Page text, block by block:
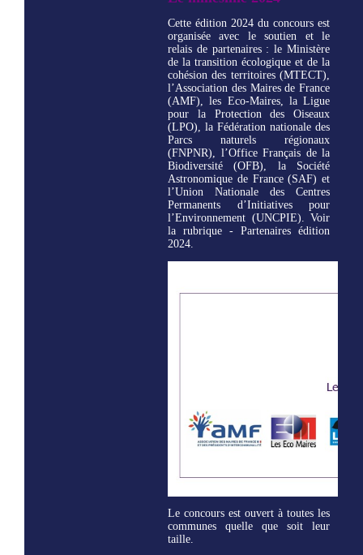
Cette édition 2024 du concours est
organisée avec le soutien et le
relais de partenaires : le Ministère
de la transition écologique et de la
cohésion des territoires (MTECT),
l’Association des Maires de France
(AMF), les Eco-Maires, la Ligue
pour la Protection des Oiseaux
(LPO), la Fédération nationale des
Parcs naturels régionaux
(FNPNR), l’Office Français de la
Biodiversité (OFB), la Société
Astronomique de France (SAF) et
l’Union Nationale des Centres
Permanents d’Initiatives pour
l’Environnement (UNCPIE). Voir
la rubrique - Partenaires édition
2024.
Le concours est ouvert à toutes les
communes quelle que soit leur
taille.